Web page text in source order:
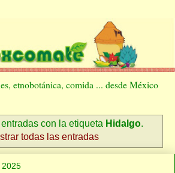
etnobotánica, comida ... desde México
con la etiqueta Hidalgo.
todas las entradas
2025